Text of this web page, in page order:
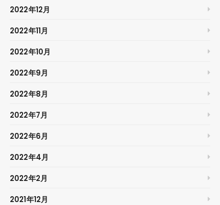
2022年12月
2022年11月
2022年10月
2022年9月
2022年8月
2022年7月
2022年6月
2022年4月
2022年2月
2021年12月